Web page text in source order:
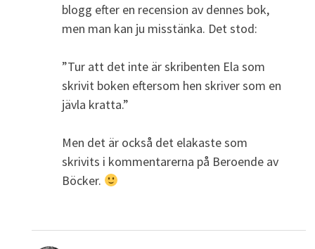
blogg efter en recension av dennes bok,
men man kan ju misstänka. Det stod:
”Tur att det inte är skribenten Ela som
skrivit boken eftersom hen skriver som en
jävla kratta.”
Men det är också det elakaste som
skrivits i kommentarerna på Beroende av
Böcker.